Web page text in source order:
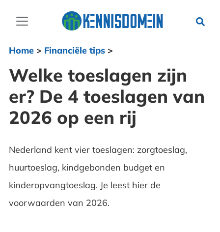
Home> Financiële tips>
Welke toeslagen zijn
er? De 4 toeslagen van
2026 op een rij
Nederland kent vier toeslagen: zorgtoeslag,
huurtoeslag, kindgebonden budget en
kinderopvangtoeslag. Je leest hier de
voorwaarden van 2026.